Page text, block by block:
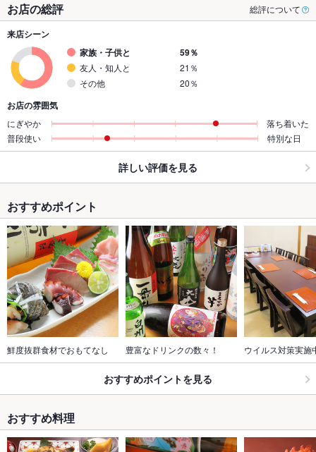
お店の総評 総評について
来店シーン
家族・子供と
59％
友人・知人と
21％
その他
20％
お店の雰囲気
にぎやか
落ち着いた
普段使い
特別な日
詳しい評価を見る
おすすめポイント
鮮度抜群食材でおもてなし 豊富なドリンクの数々！ ウイルス対策実施
おすすめポイントを見る
おすすめ料理